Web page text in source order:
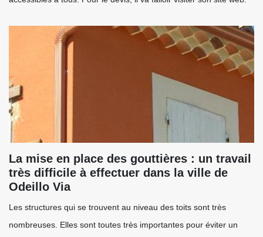
La mise en place des gouttières : un travail
très difficile à effectuer dans la ville de
Odeillo Via
Les structures qui se trouvent au niveau des toits sont très
nombreuses. Elles sont toutes très importantes pour éviter un